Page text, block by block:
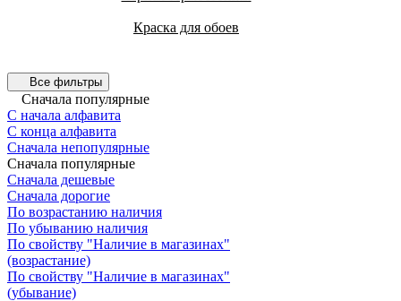
Краска для обоев
Все фильтры
Сначала популярные
С начала алфавита
С конца алфавита
Сначала непопулярные
Сначала популярные
Сначала дешевые
Сначала дорогие
По возрастанию наличия
По убыванию наличия
По свойству "Наличие в магазинах"
(возрастание)
По свойству "Наличие в магазинах"
(убывание)